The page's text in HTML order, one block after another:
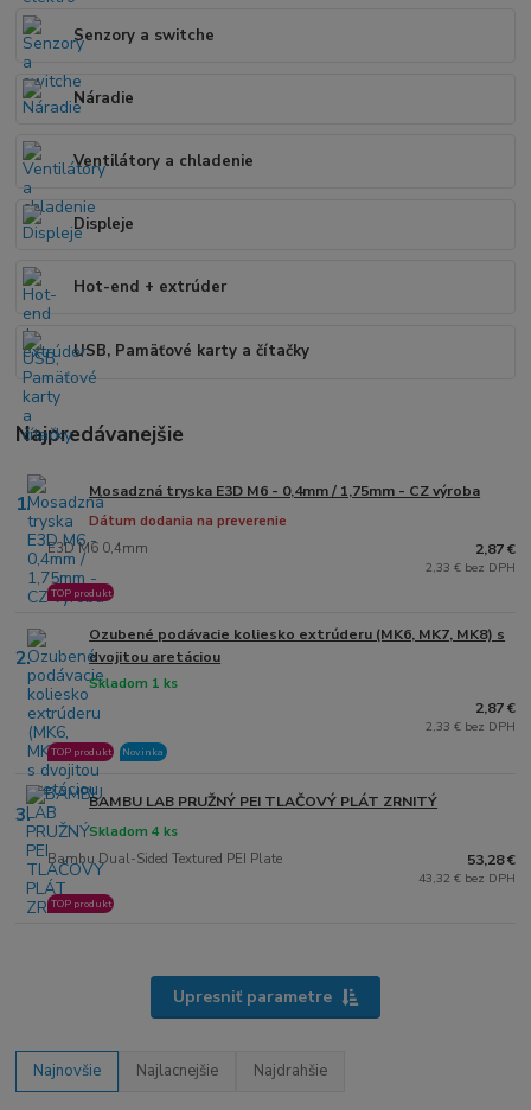
Senzory a switche
Náradie
Ventilátory a chladenie
Displeje
Hot-end + extrúder
USB, Pamäťové karty a čítačky
Najpredávanejšie
1. Mosadzná tryska E3D M6 - 0,4mm / 1,75mm - CZ výroba
E3D M6 0,4mm
Dátum dodania na preverenie
TOP produkt
2,87 €
2,33 € bez DPH
2.
Ozubené podávacie koliesko extrúderu (MK6, MK7, MK8) s
dvojitou aretáciou
Skladom 1 ks
TOP produkt Novinka
2,87 €
2,33 € bez DPH
3. BAMBU LAB PRUŽNÝ PEI TLAČOVÝ PLÁT ZRNITÝ
Bambu Dual-Sided Textured PEI Plate
Skladom 4 ks
TOP produkt
53,28 €
43,32 € bez DPH
Upresniť parametre
Najnovšie Najlacnejšie Najdrahšie